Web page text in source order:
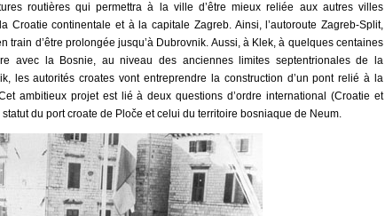
routières qui permettra à la ville d’être mieux reliée aux autres villes
Croatie continentale et à la capitale Zagreb. Ainsi, l’autoroute Zagreb-Split,
train d’être prolongée jusqu’à Dubrovnik. Aussi, à Klek, à quelques centaines
avec la Bosnie, au niveau des anciennes limites septentrionales de la
les autorités croates vont entreprendre la construction d’un pont relié à la
ambitieux projet est lié à deux questions d’ordre international (Croatie et
du port croate de Ploče et celui du territoire bosniaque de Neum.